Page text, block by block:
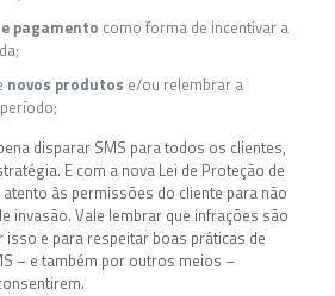
pagamento como forma de incentivar a
novos produtos e/ou relembrar a
disparar SMS para todos os clientes,
E com a nova Lei de Proteção de
às permissões do cliente para não
invasão. Vale lembrar que infrações são
isso e para respeitar boas práticas de
– e também por outros meios –